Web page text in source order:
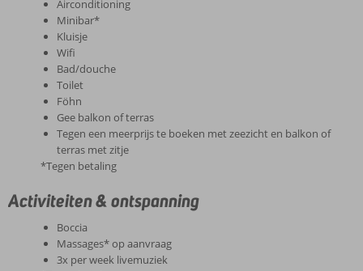
Airconditioning
Minibar*
Kluisje
Wifi
Bad/douche
Toilet
Föhn
Gee balkon of terras
Tegen een meerprijs te boeken met zeezicht en balkon of
terras met zitje
*Tegen betaling
Activiteiten & ontspanning
Boccia
Massages* op aanvraag
3x per week livemuziek